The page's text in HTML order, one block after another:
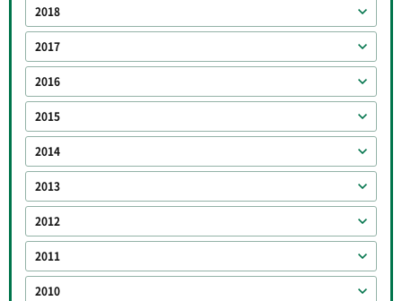
2018
2017
2016
2015
2014
2013
2012
2011
2010